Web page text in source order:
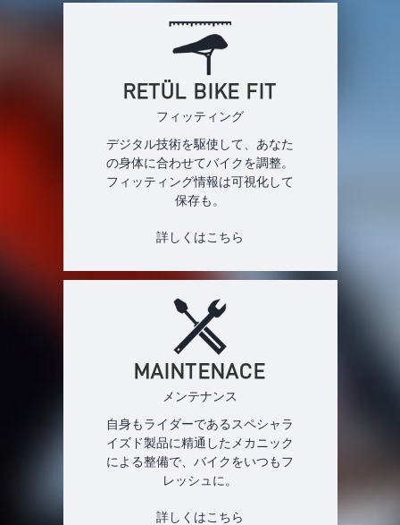
RETÜL BIKE FIT
フィッティング
デジタル技術を駆使して、あなた
の身体に合わせてバイクを調整。
フィッティング情報は可視化して
保存も。
詳しくはこちら
MAINTENACE
メンテナンス
自身もライダーであるスペシャラ
イズド製品に精通したメカニック
による整備で、バイクをいつもフ
レッシュに。
詳しくはこちら